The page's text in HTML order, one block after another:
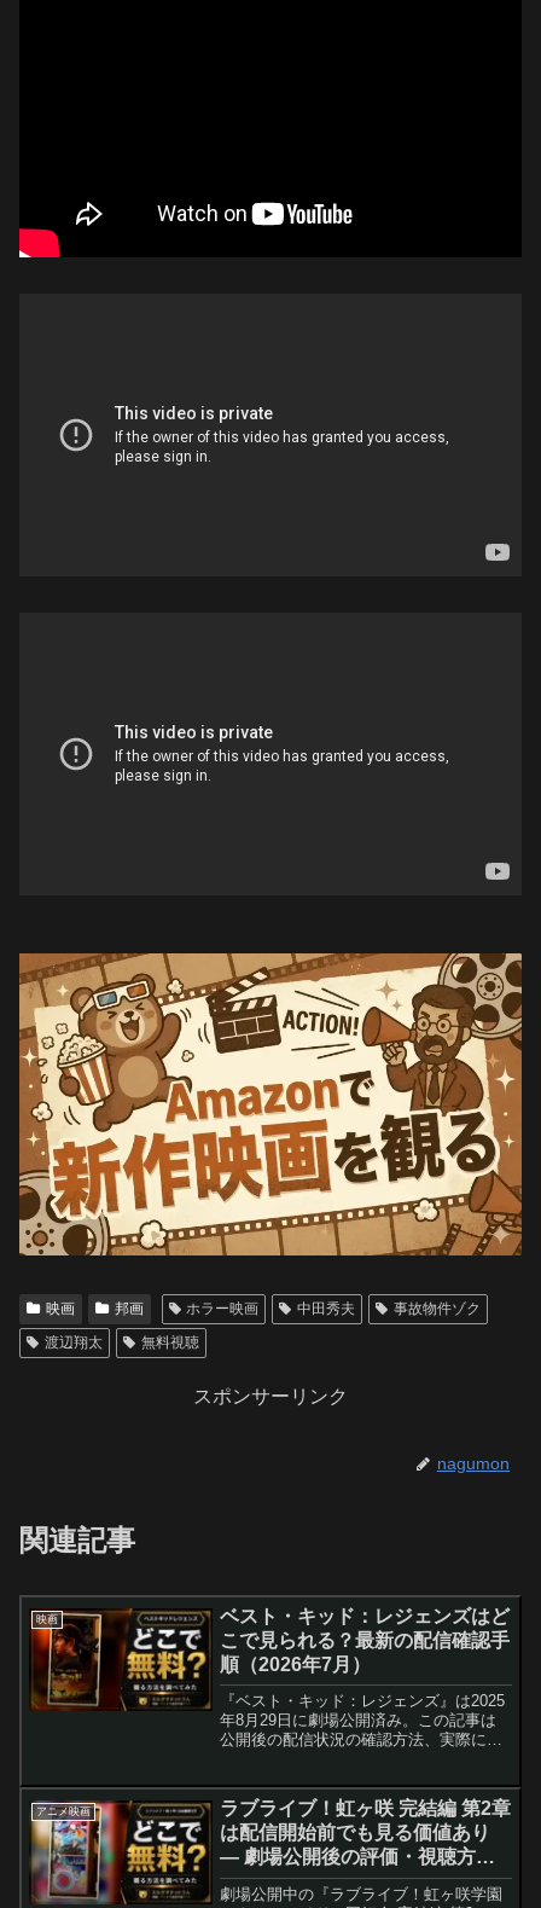
映画 邦画 ホラー映画 中田秀夫
事故物件ゾク
渡辺翔太
無料視聴
スポンサーリンク
nagumon
関連記事
映画
ベスト・キッド：レジェンズはど
こで見られる？最新の配信確認手
順（2026年7月）
『ベスト・キッド：レジェンズ』は2025
年8月29日に劇場公開済み。この記事は
公開後の配信状況の確認方法、実際に今
配信が未確定のサービス情報も整理して
います。
アニメ映画
ラブライブ！虹ヶ咲 完結編 第2章
は配信開始前でも見る価値あり
— 劇場公開後の評価・視聴方法
まとめ
劇場公開中の『ラブライブ！虹ヶ咲学園